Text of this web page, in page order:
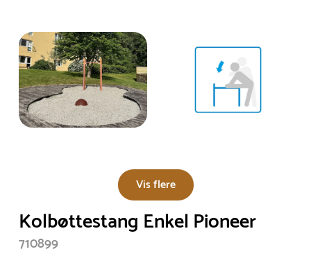
Vis flere
Kolbøttestang Enkel Pioneer
710899